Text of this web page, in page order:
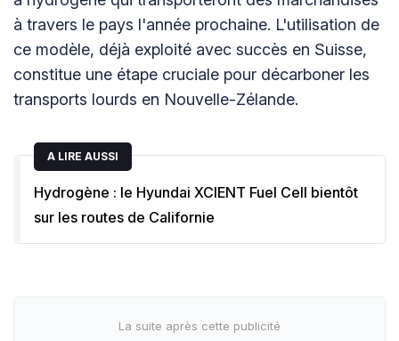
à travers le pays l'année prochaine. L'utilisation de
ce modèle, déjà exploité avec succès en Suisse,
constitue une étape cruciale pour décarboner les
transports lourds en Nouvelle-Zélande.
A LIRE AUSSI
Hydrogène : le Hyundai XCIENT Fuel Cell bientôt
sur les routes de Californie